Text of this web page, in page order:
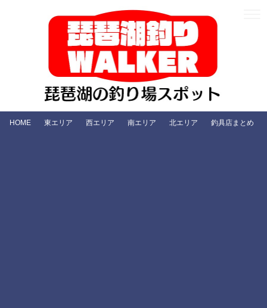
HOME 東エリア 西エリア 南エリア 北エリア 釣具店まとめ